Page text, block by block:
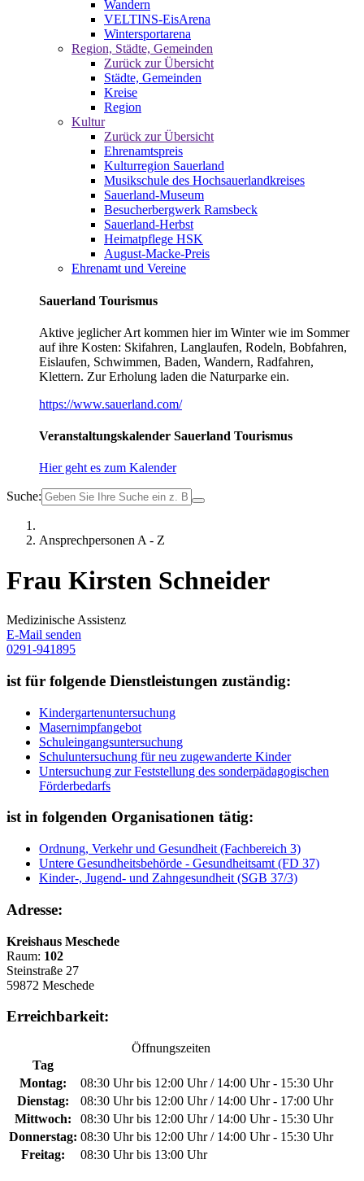
Wandern
VELTINS-EisArena
Wintersportarena
Region, Städte, Gemeinden
Zurück zur Übersicht
Städte, Gemeinden
Kreise
Region
Kultur
Zurück zur Übersicht
Ehrenamtspreis
Kulturregion Sauerland
Musikschule des Hochsauerlandkreises
Sauerland-Museum
Besucherbergwerk Ramsbeck
Sauerland-Herbst
Heimatpflege HSK
August-Macke-Preis
Ehrenamt und Vereine
Sauerland Tourismus
Aktive jeglicher Art kommen hier im Winter wie im Sommer
auf ihre Kosten: Skifahren, Langlaufen, Rodeln, Bobfahren,
Eislaufen, Schwimmen, Baden, Wandern, Radfahren,
Klettern. Zur Erholung laden die Naturparke ein.
https://www.sauerland.com/
Veranstaltungskalender Sauerland Tourismus
Hier geht es zum Kalender
Suche:
Ansprechpersonen A - Z
Frau Kirsten Schneider
Medizinische Assistenz
E-Mail senden
0291-941895
ist für folgende Dienstleistungen zuständig:
Kindergartenuntersuchung
Masernimpfangebot
Schuleingangsuntersuchung
Schuluntersuchung für neu zugewanderte Kinder
Untersuchung zur Feststellung des sonderpädagogischen
Förderbedarfs
ist in folgenden Organisationen tätig:
Ordnung, Verkehr und Gesundheit (Fachbereich 3)
Untere Gesundheitsbehörde - Gesundheitsamt (FD 37)
Kinder-, Jugend- und Zahngesundheit (SGB 37/3)
Adresse:
Kreishaus Meschede
Raum: 102
Steinstraße 27
59872 Meschede
Erreichbarkeit:
Öffnungszeiten
Tag
Montag:
08:30 Uhr bis 12:00 Uhr / 14:00 Uhr - 15:30 Uhr
Dienstag:
08:30 Uhr bis 12:00 Uhr / 14:00 Uhr - 17:00 Uhr
Mittwoch:
08:30 Uhr bis 12:00 Uhr / 14:00 Uhr - 15:30 Uhr
Donnerstag: 08:30 Uhr bis 12:00 Uhr / 14:00 Uhr - 15:30 Uhr
Freitag:
08:30 Uhr bis 13:00 Uhr